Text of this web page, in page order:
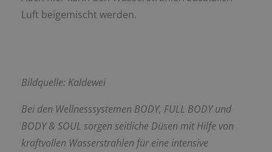
Luft beigemischt werden.
Bildquelle: Kaldewei
Bei den Wellnesssystemen BODY, FULL BODY und
BODY & SOUL sorgen seitliche Düsen mit Hilfe von
kraftvollen Wasserstrahlen für eine intensive